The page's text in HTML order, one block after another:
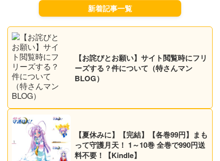
新着記事一覧
【お詫びとお願い】サイト閲覧時にフリ
ーズする？件について（特さんマン
BLOG）
【夏休みに】【完結】【各巻99円】まも
って守護月天！ 1～10巻 全巻で990円送
料不要！【Kindle】